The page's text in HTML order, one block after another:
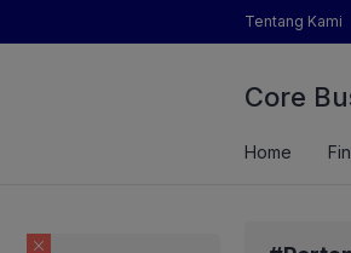
Tentang Kami
Core
Pertanian yang Dimaksud Mentan
Home